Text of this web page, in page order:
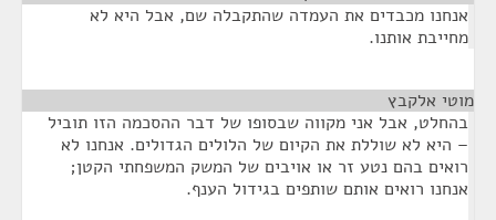
אנחנו מכבדים את העמדה שהתקבלה שם, אבל היא לא
מחייבת אותנו.
מוטי אלקבץ
בהחלט, אבל אני מקווה שבסופו של דבר ההסכמה הזו תוביל
– היא לא שוללת את הקיום של הלולים הגדולים. אנחנו לא
רואים בהם נטע זר או אויבים של המשק המשפחתי הקטן;
אנחנו רואים אותם שותפים בגידול הענף.